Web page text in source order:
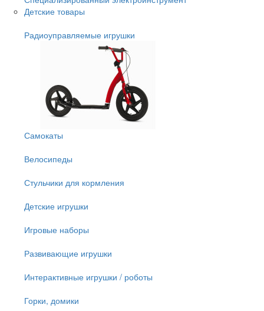
Детские товары
Радиоуправляемые игрушки
Самокаты
Велосипеды
Стульчики для кормления
Детские игрушки
Игровые наборы
Развивающие игрушки
Интерактивные игрушки / роботы
Горки, домики